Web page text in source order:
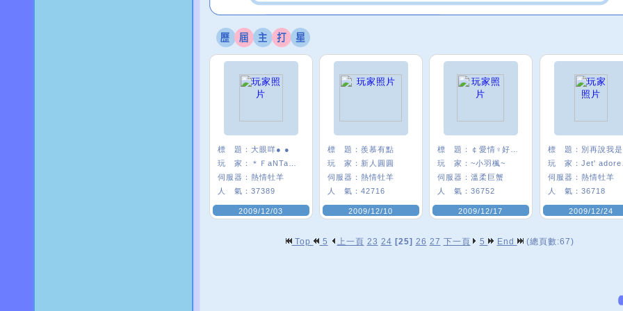
標 題： 大眼咩● ●
玩 家：
伺服器： 熱情牡羊
人 氣： 37389
2009/12/03
標 題： 羨慕有點
玩 家： 新人圓圓
伺服器： 熱情牡羊
人 氣： 42716
2009/12/10
標 題：
玩 家： ~小羽楓~
伺服器： 溫柔巨蟹
人 氣： 36752
2009/12/17
標 題：
玩 家：
伺服器： 熱情牡羊
人 氣： 36718
2009/12/24
Top 5 上一頁 23 24 [25] 26 27 下一頁 5 End (總頁數:67)